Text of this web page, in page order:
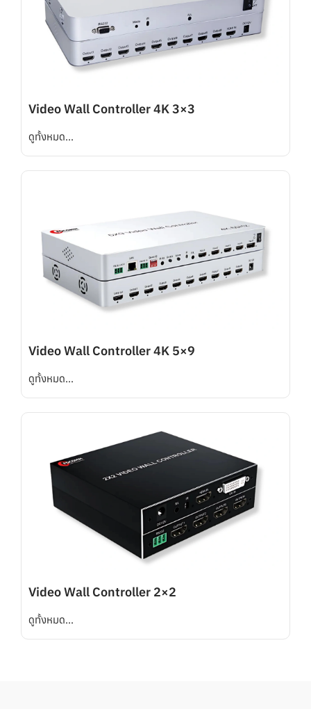
Video Wall Controller 4K 3×3
ดูทั้งหมด...
Video Wall Controller 4K 5×9
ดูทั้งหมด...
Video Wall Controller 2×2
ดูทั้งหมด...